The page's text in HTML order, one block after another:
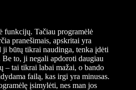
funkcijų. Tačiau programėlė
pranešimais, apskritai yra
ji būtų tikrai naudinga, tenka įdėti
Be to, ji negali apdoroti daugiau
– tai tikrai labai mažai, o bando
failą, kas irgi yra minusas.
įsimylėti, nes man jos